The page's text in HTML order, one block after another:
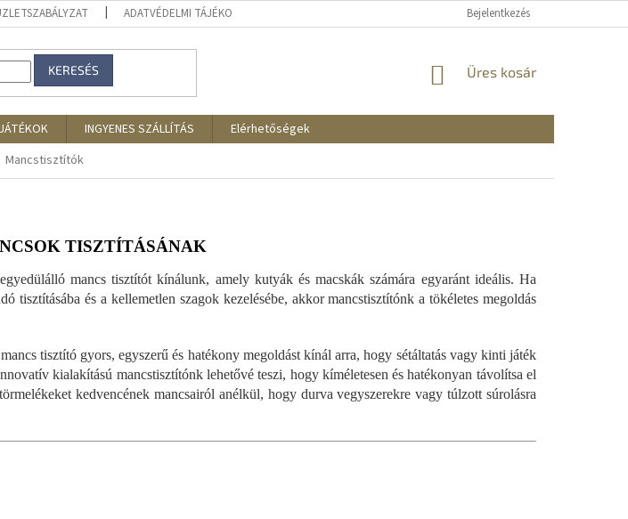
ADATVÉDELMI TÁJÉKOZTATÓ REKLAMÁCIÓK ÉS
Bejelentkezés
KERESÉS KOSÁR
Üres kosár
JÁTÉKOK INGYENES SZÁLLÍTÁS
Elérhetőségek
Mancstisztítók
TISZTÍTÁSÁNAK
mancs tisztítót kínálunk, amely kutyák és macskák számára egyaránt ideális. Ha
tisztításába és a kellemetlen szagok kezelésébe, akkor mancstisztítónk a tökéletes megoldás
tisztító gyors, egyszerű és hatékony megoldást kínál arra, hogy sétáltatás vagy kinti játék
kialakítású mancstisztítónk lehetővé teszi, hogy kíméletesen és hatékonyan távolítsa el
kedvencének mancsairól anélkül, hogy durva vegyszerekre vagy túlzott súrolásra